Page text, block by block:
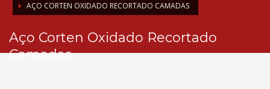
AÇO CORTEN OXIDADO RECORTADO CAMADAS
Aço Corten Oxidado Recortado
Camadas